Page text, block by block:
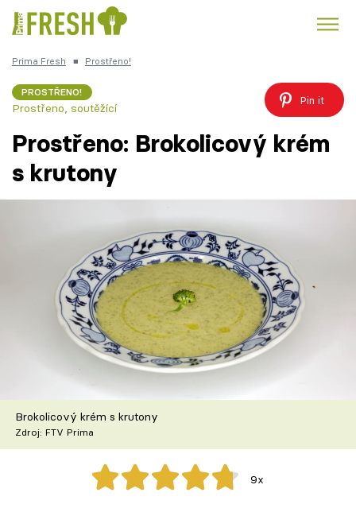
Česká kuchyně
Recepty
Články
TV Program
Škola vaření
Recepty z TV
Speciál: Cuketa
Těhotnej kuchař
Prima Fresh ■ Prostřeno!
PROSTŘENO!
Prostřeno, soutěžící
Pin it
Prostřeno: Brokolicový krém
s krutony
Brokolicový krém s krutony
Zdroj: FTV Prima
9x